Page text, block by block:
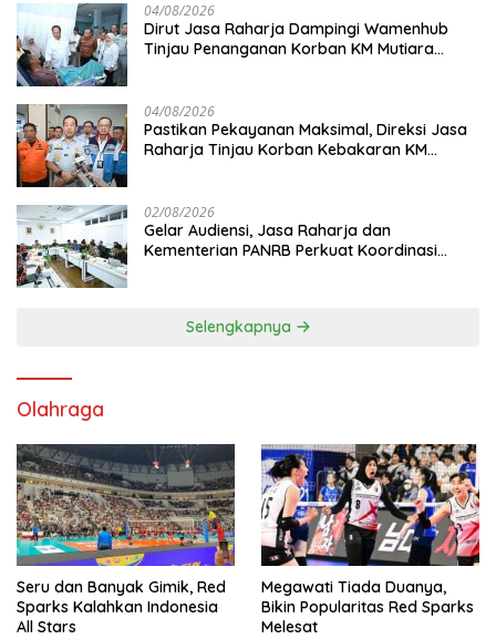
04/08/2026
Dirut Jasa Raharja Dampingi Wamenhub
Tinjau Penanganan Korban KM Mutiara
04/08/2026
Pastikan Pekayanan Maksimal, Direksi Jasa
Raharja Tinjau Korban Kebakaran KM
02/08/2026
Gelar Audiensi, Jasa Raharja dan
Kementerian PANRB Perkuat Koordinasi
Selengkapnya
Olahraga
Seru dan Banyak Gimik, Red
Sparks Kalahkan Indonesia
All Stars
Megawati Tiada Duanya,
Bikin Popularitas Red Sparks
Melesat